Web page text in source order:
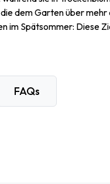
dem Garten über mehr
im Spätsommer: Diese
FAQs